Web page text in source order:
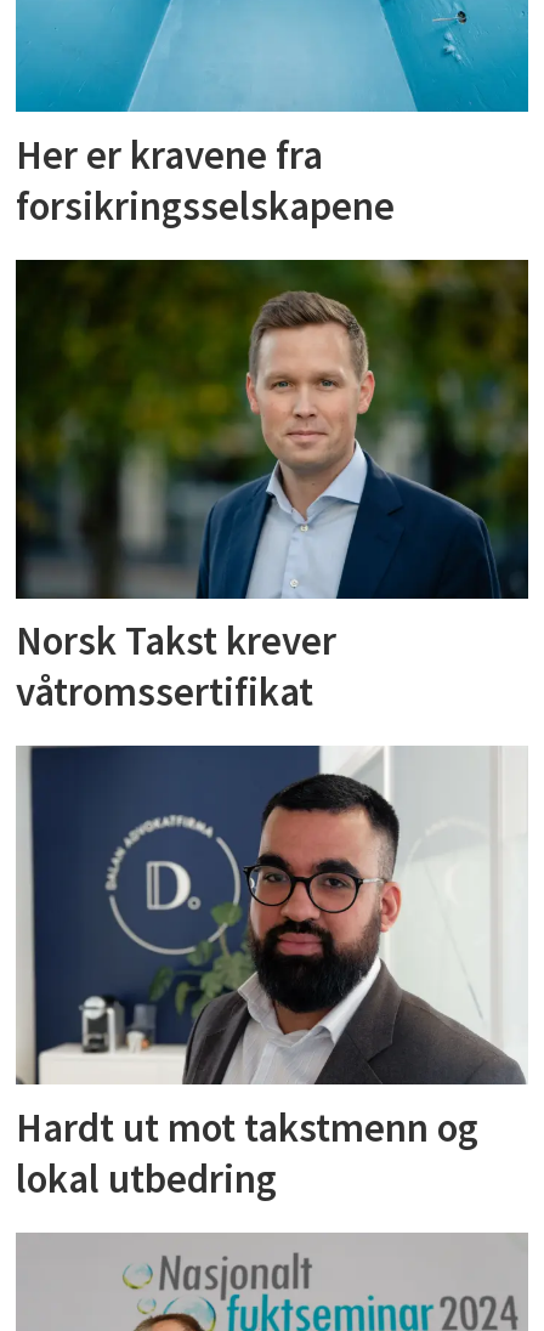
Her er kravene fra
forsikringsselskapene
Norsk Takst krever
våtromssertifikat
Hardt ut mot takstmenn og
lokal utbedring